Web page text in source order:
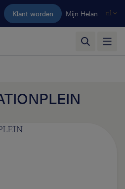
de hoofdinhoud
Klant worden Mijn Helan nl